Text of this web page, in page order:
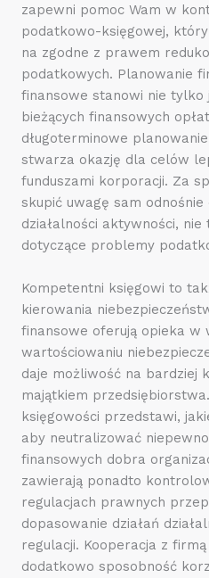
zapewni pomoc Wam w
podatkowo-księgowej,
na zgodne z prawem
podatkowych. Planowanie
finansowe stanowi nie tylko
bieżących finansowych
długoterminowe
stwarza okazję dla celów
funduszami korporacji. Za
skupić uwagę sam
działalności aktywności,
dotyczące problemy
Kompetentni księgowi to
kierowania
finansowe oferują opieka w
wartościowaniu
daje możliwość na bardziej
majątkiem
księgowości przedstawi,
aby neutralizować
finansowych dobra
zawierają ponadto
regulacjach prawnych
dopasowanie działań
regulacji. Kooperacja z
dodatkowo sposobność